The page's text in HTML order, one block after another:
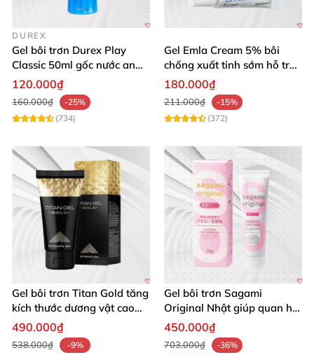
DUREX
Gel bôi trơn Durex Play
Classic 50ml gốc nước an
toàn tăng độ ẩm âm đạo
120.000₫
160.000₫
-25%
(734)
Gel Emla Cream 5% bôi
chống xuất tinh sớm hỗ trợ
quan hệ lâu
180.000₫
211.000₫
-15%
(372)
Gel bôi trơn Titan Gold tăng
kích thước dương vật cao
cấp nhập khẩu Nga
490.000₫
538.000₫ -9%
Gel bôi trơn Sagami
Original Nhật giúp quan hệ
trơn tru dễ chịu an toàn
450.000₫
703.000₫
-36%